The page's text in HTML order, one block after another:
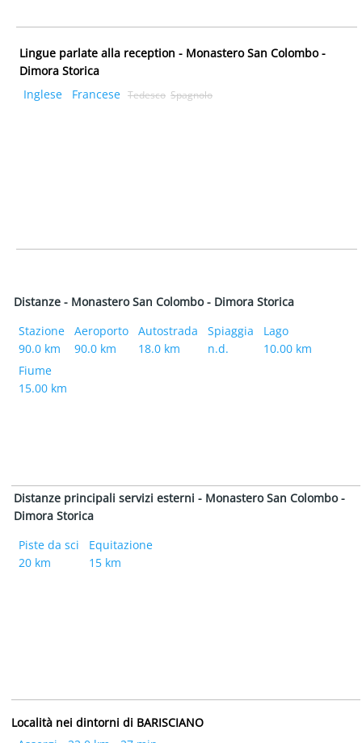
Lingue parlate alla reception - Monastero San Colombo -
Dimora Storica
Inglese
Francese Tedesco Spagnolo
Distanze - Monastero San Colombo - Dimora Storica
Stazione
90.0 km
Aeroporto
90.0 km
Autostrada
18.0 km
Spiaggia
n.d.
Lago
10.00 km
Fiume
15.00 km
Distanze principali servizi esterni - Monastero San Colombo -
Dimora Storica
Piste da sci
20 km
Equitazione
15 km
Località nei dintorni di BARISCIANO